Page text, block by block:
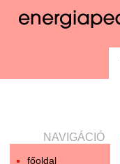
NAVIGÁCIÓ
főoldal